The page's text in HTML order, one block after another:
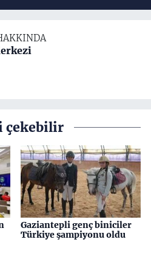
çekebilir
Gaziantepli genç biniciler
Türkiye şampiyonu oldu